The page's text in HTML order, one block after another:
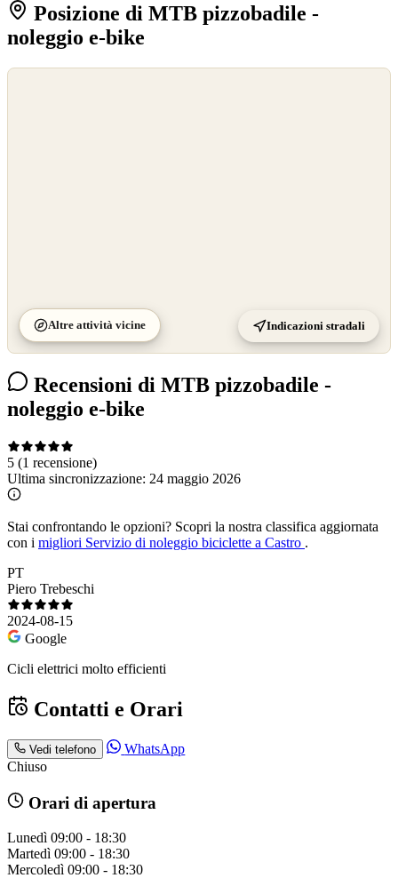
Posizione di MTB pizzobadile -
noleggio e-bike
Altre attività vicine Indicazioni stradali
Recensioni di MTB pizzobadile -
noleggio e-bike
5 (1 recensione)
Ultima sincronizzazione: 24 maggio 2026
Stai confrontando le opzioni? Scopri la nostra classifica aggiornata
con i migliori Servizio di noleggio biciclette a Castro .
PT
Piero Trebeschi
2024-08-15
Google
Cicli elettrici molto efficienti
Contatti e Orari
Vedi telefono
WhatsApp
Chiuso
Orari di apertura
Lunedì 09:00 - 18:30
Martedì 09:00 - 18:30
Mercoledì 09:00 - 18:30